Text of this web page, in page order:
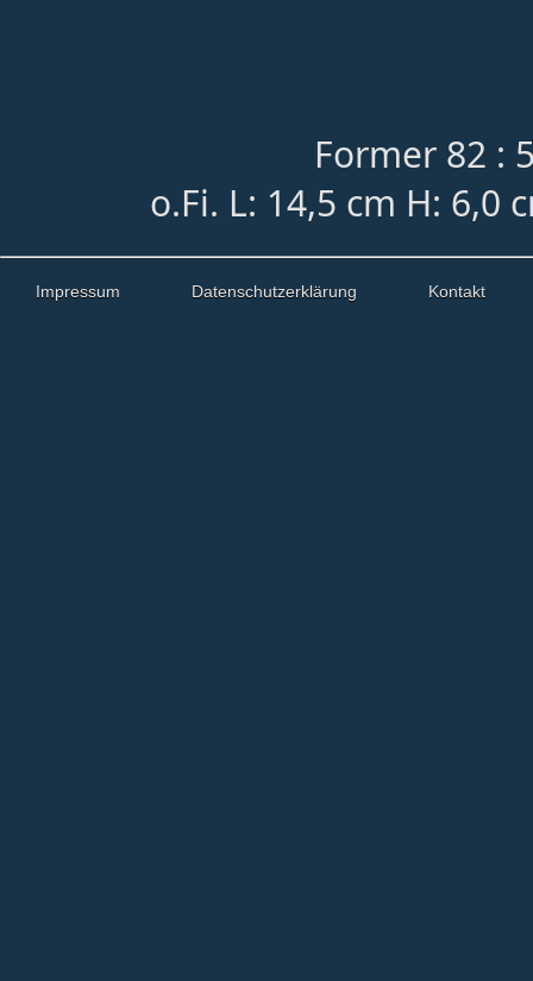
Former 82 :
o.Fi. L: 14,5 cm H: 6,0
Impressum Datenschutzerklärung Kontakt